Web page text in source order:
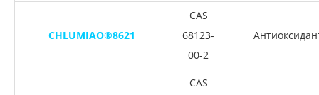
CHLUMIAO®8621
CAS
68123-
00-2
CAS